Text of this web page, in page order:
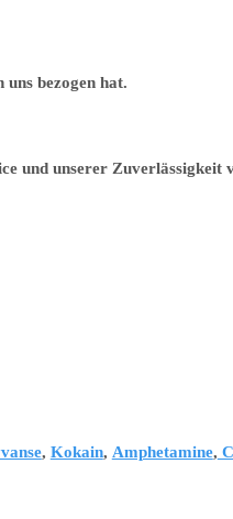
bezogen hat.
und unserer Zuverlässigkeit
, Kokain, Amphetamine,